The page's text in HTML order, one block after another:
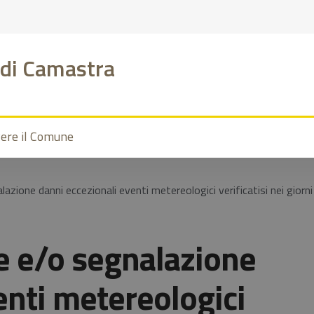
Camastra
il Comune
danni eccezionali eventi metereologici verificatisi nei
e/o segnalazione
metereologici